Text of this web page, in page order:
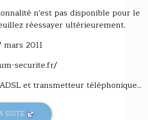
n'est pas disponible pour le
réessayer ultérieurement.
2011
securite.fr/
et transmetteur téléphonique...
SUITE